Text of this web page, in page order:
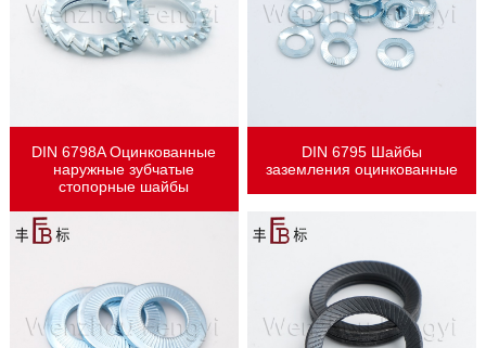
DIN 6798A Оцинкованные
наружные зубчатые
стопорные шайбы
DIN 6795 Шайбы
заземления оцинкованные